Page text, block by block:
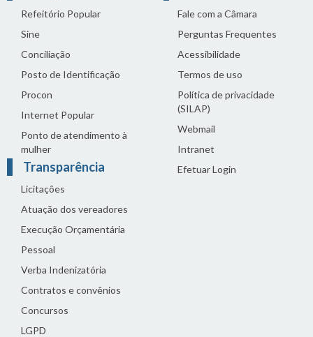
Refeitório Popular
Sine
Conciliação
Posto de Identificação
Procon
Internet Popular
Ponto de atendimento à
mulher
Transparência
Licitações
Atuação dos vereadores
Execução Orçamentária
Pessoal
Verba Indenizatória
Contratos e convênios
Concursos
LGPD
Fale com a Câmara
Perguntas Frequentes
Acessibilidade
Termos de uso
Política de privacidade
(SILAP)
Webmail
Intranet
Efetuar Login